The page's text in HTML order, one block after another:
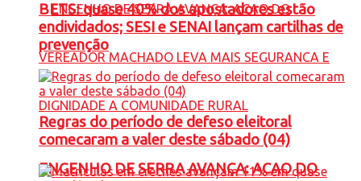
ENGENHO DE SERRA AVANÇA: ACAO DO
BETS: quase 40% dos apostadores estão
endividados; SESI e SENAI lançam cartilhas de
prevenção
Regras do período de defeso eleitoral
comecaram a valer deste sábado (04)